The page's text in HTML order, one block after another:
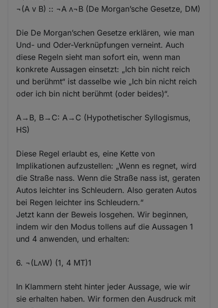
¬(A ᴠ B) :: ¬A ᴧ¬B (De Morganʼsche Gesetze, DM)
Die De Morganʼschen Gesetze erklären, wie man
Und- und Oder-Verknüpfungen verneint. Auch
diese Regeln sieht man sofort ein, wenn man
konkrete Aussagen einsetzt: „Ich bin nicht reich
und berühmt“ ist dasselbe wie „Ich bin nicht reich
oder ich bin nicht berühmt (oder beides)“.
A→B, B→C: A→C (Hypothetischer Syllogismus,
HS)
Diese Regel erlaubt es, eine Kette von
Implikationen aufzustellen: „Wenn es regnet, wird
die Straße nass. Wenn die Straße nass ist, geraten
Autos leichter ins Schleudern. Also geraten Autos
bei Regen leichter ins Schleudern.“
Jetzt kann der Beweis losgehen. Wir beginnen,
indem wir den Modus tollens auf die Aussagen 1
und 4 anwenden, und erhalten:
6. ¬(LᴧW) (1, 4 MT)1
In Klammern steht hinter jeder Aussage, wie wir
sie erhalten haben. Wir formen den Ausdruck mit